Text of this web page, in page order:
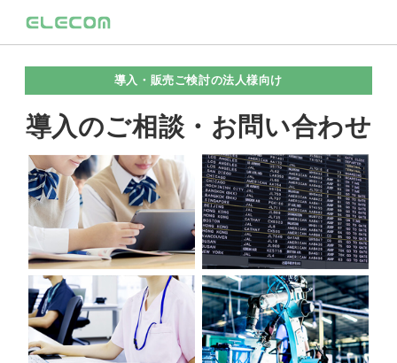
導入・販売ご検討の法人様向け
導入のご相談・お問い合わせ